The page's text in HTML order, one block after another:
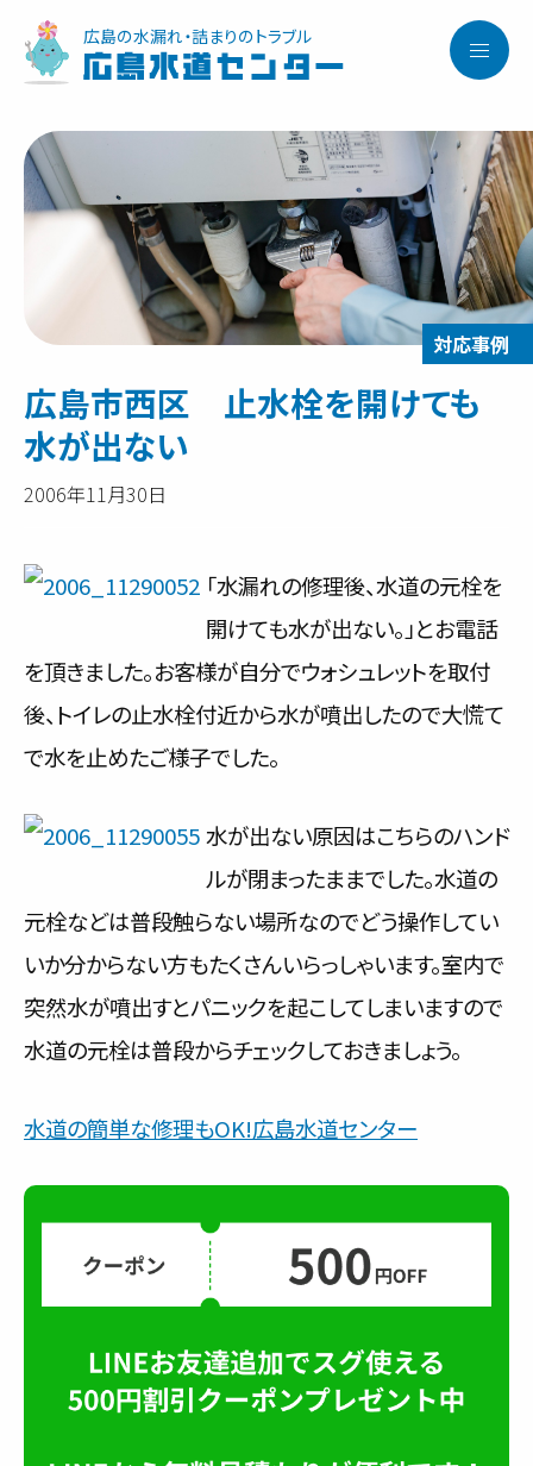
広島の水漏れ・詰まりのトラブル
広島水道センター
料金一覧
お客様の声
対応事例
対応エリア
会社紹介
広島市西区 止水栓を開けても
水が出ない
2006年11月30日
「水漏れの修理後、水道の元栓を
開けても水が出ない。」とお電話
を頂きました。お客様が自分でウォシュレットを取付
後、トイレの止水栓付近から水が噴出したので大慌て
で水を止めたご様子でした。
水が出ない原因はこちらのハンド
ルが閉まったままでした。水道の
元栓などは普段触らない場所なのでどう操作してい
いか分からない方もたくさんいらっしゃいます。室内で
突然水が噴出すとパニックを起こしてしまいますので
水道の元栓は普段からチェックしておきましょう。
水道の簡単な修理もOK!広島水道センター